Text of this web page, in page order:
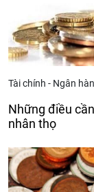
Tài chính - Ngân
Những điều
nhân thọ